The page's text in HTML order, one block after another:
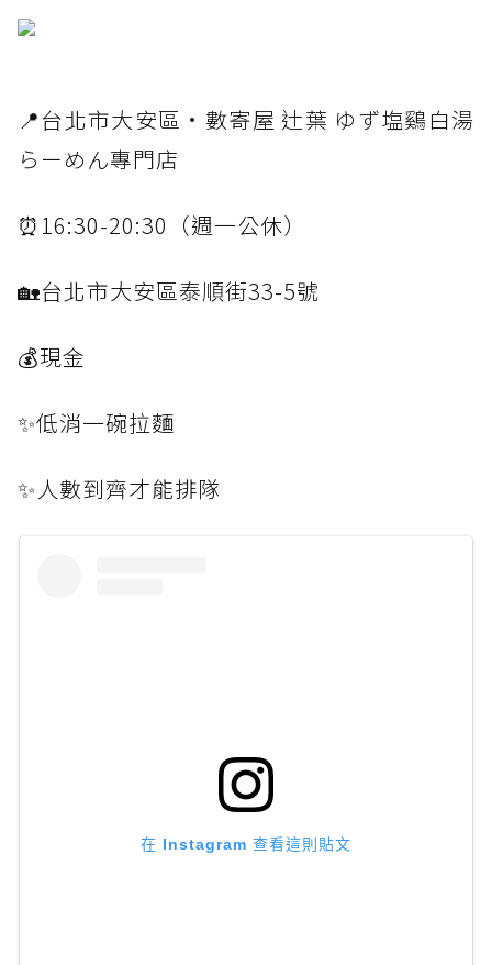
📍台北市大安區·數寄屋 辻葉 ゆず塩鷄白湯
らーめん專門店
⏰16:30-20:30（週一公休）
🏡台北市大安區泰順街33-5號
💰現金
✨低消一碗拉麵
✨人數到齊才能排隊
在 Instagram 查看這則貼文